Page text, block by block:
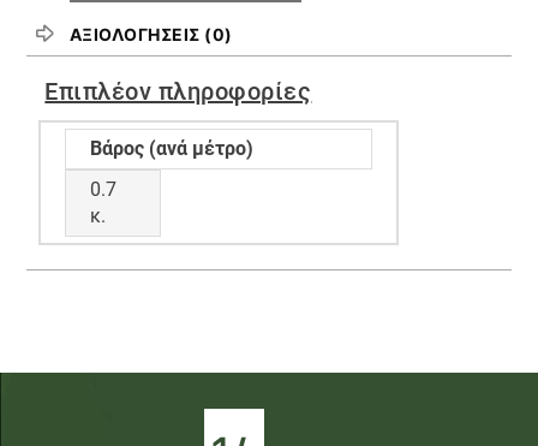
ΑΞΙΟΛΟΓΉΣΕΙΣ (0)
Επιπλέον πληροφορίες
Βάρος (ανά μέτρο)
0.7
κ.